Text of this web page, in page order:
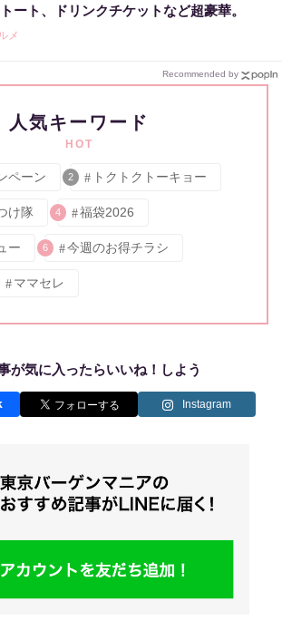
ート、ドリンクチケットなど超豪華。
メ
Recommended by
人気キーワード
HOT
ペーン 2 トクトクトーキョー
け隊 4 福袋2026
ー 6 今週のお得チラシ
ママセレ
が気に入ったらいいね！しよう
Instagram